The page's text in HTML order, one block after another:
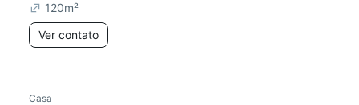
120m²
Ver contato
Casa